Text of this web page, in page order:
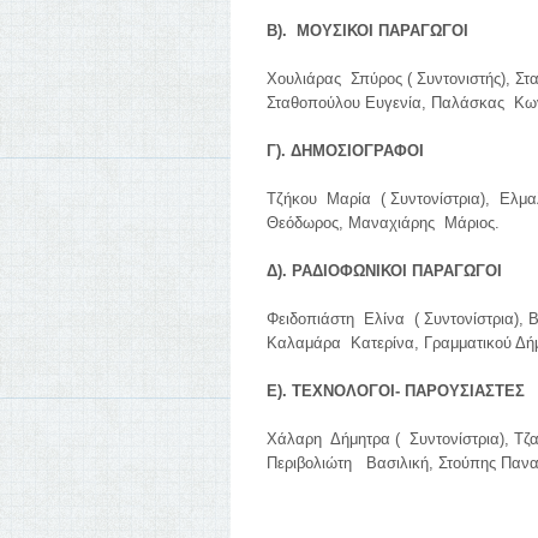
Β). ΜΟΥΣΙΚΟΙ ΠΑΡΑΓΩΓΟΙ
Χουλιάρας Σπύρος ( Συντονιστής),
Σταθοπούλου Ευγενία, Παλάσκας
Γ). ΔΗΜΟΣΙΟΓΡΑΦΟΙ
Τζήκου Μαρία ( Συντονίστρια),
Θεόδωρος, Μαναχιάρης Μάριος.
Δ). ΡΑΔΙΟΦΩΝΙΚΟΙ ΠΑΡΑΓΩΓΟΙ
Φειδοπιάστη Ελίνα (
Καλαμάρα Κατερίνα, Γραμματικού
Ε). ΤΕΧΝΟΛΟΓΟΙ- ΠΑΡΟΥΣΙΑΣΤΕΣ
Χάλαρη Δήμητρα ( Συντονίστρια),
Περιβολιώτη Βασιλική, Στούπης